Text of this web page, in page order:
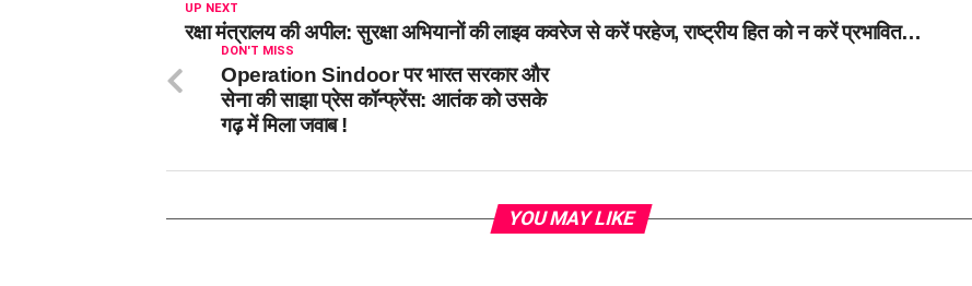
UP NEXT
रक्षा मंत्रालय की अपील: सुरक्षा अभियानों की लाइव कवरेज से करें परहेज, राष्ट्रीय हित को न करें प्रभावित…
DON'T MISS
Operation Sindoor पर भारत सरकार और
सेना की साझा प्रेस कॉन्फ्रेंस: आतंक को उसके
गढ़ में मिला जवाब !
YOU MAY LIKE